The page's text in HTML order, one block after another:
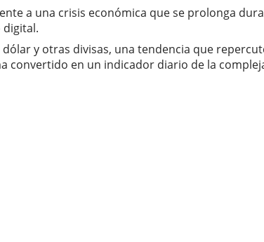
a una crisis económica que se prolonga
y otras divisas, una tendencia que
convertido en un indicador diario de la